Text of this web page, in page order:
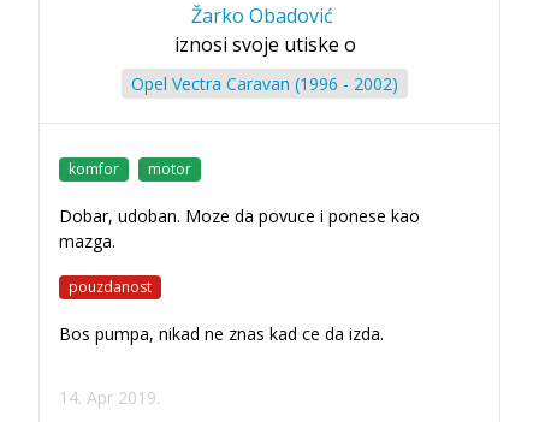
Žarko Obadović
iznosi svoje utiske o
Opel Vectra Caravan (1996 - 2002)
komfor motor
Dobar, udoban. Moze da povuce i ponese kao
mazga.
pouzdanost
Bos pumpa, nikad ne znas kad ce da izda.
14. Apr 2019.